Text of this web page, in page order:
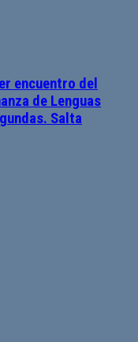
encuentro del
de Lenguas
Salta